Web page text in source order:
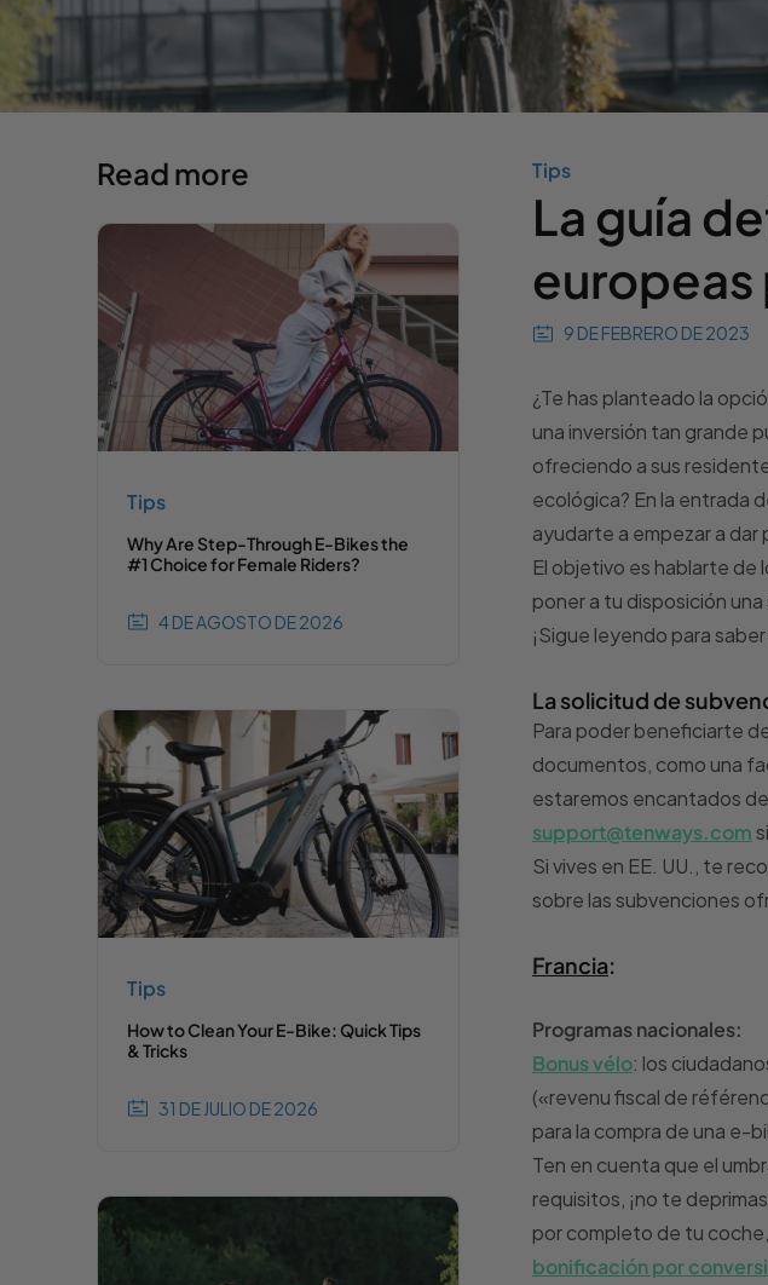
Tips
La guía
9 DE FEBRERO DE 2023
¿Te has planteado la
una inversión tan grande
ofreciendo a sus
ecológica? En la entrada
ayudarte a empezar a
El objetivo es hablarte de
poner a tu disposición
¡Sigue leyendo para
La solicitud de
Para poder beneficiarte
documentos, como una
estaremos encantados
support@tenways.com
Si vives en EE. UU., te
sobre las subvenciones
Francia:
Programas nacionales:
Bonus vélo: los
(«revenu fiscal de
para la compra de una e-
Ten en cuenta que el
requisitos, ¡no te
por completo de tu
bonificación por
Read more
Tips
Why Are Step-Through E-Bikes the
#1 Choice for Female Riders?
4 DE AGOSTO DE 2026
Tips
How to Clean Your E-Bike: Quick Tips
& Tricks
31 DE JULIO DE 2026